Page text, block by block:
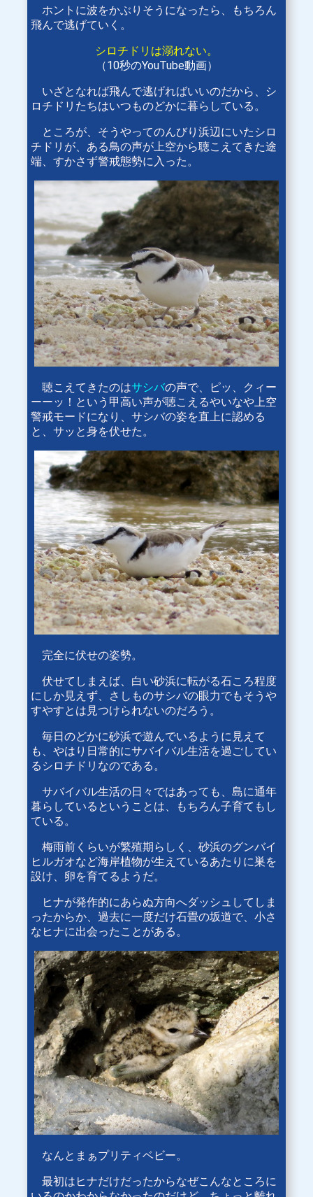
ホントに波をかぶりそうになったら、もちろん
飛んで逃げていく。
シロチドリは溺れない。
（10秒のYouTube動画）
いざとなれば飛んで逃げればいいのだから、シ
ロチドリたちはいつものどかに暮らしている。
ところが、そうやってのんびり浜辺にいたシロ
チドリが、ある鳥の声が上空から聴こえてきた途
端、すかさず警戒態勢に入った。
聴こえてきたのはサシバの声で、ピッ、クィー
ーーッ！という甲高い声が聴こえるやいなや上空
警戒モードになり、サシバの姿を直上に認める
と、サッと身を伏せた。
完全に伏せの姿勢。
伏せてしまえば、白い砂浜に転がる石ころ程度
にしか見えず、さしものサシバの眼力でもそうや
すやすとは見つけられないのだろう。
毎日のどかに砂浜で遊んでいるように見えて
も、やはり日常的にサバイバル生活を過ごしてい
るシロチドリなのである。
サバイバル生活の日々ではあっても、島に通年
暮らしているということは、もちろん子育てもし
ている。
梅雨前くらいが繁殖期らしく、砂浜のグンバイ
ヒルガオなど海岸植物が生えているあたりに巣を
設け、卵を育てるようだ。
ヒナが発作的にあらぬ方向へダッシュしてしま
ったからか、過去に一度だけ石畳の坂道で、小さ
なヒナに出会ったことがある。
なんとまぁプリティベビー。
最初はヒナだけだったからなぜこんなところに